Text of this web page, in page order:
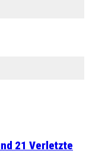
21 Verletzte